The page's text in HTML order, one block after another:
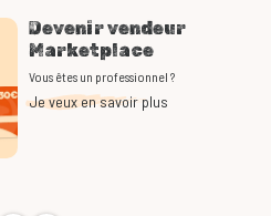
Devenir vendeur
Marketplace
Vous êtes un professionnel ?
Je veux en savoir plus